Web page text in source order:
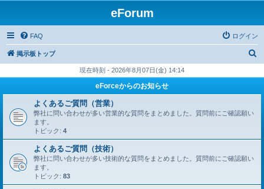
eForum
FAQ ログイン
掲示板トップ
現在時刻 - 2026年8月07日(金) 14:14
eForceからのお知らせ
よくあるご質問（営業）
弊社に問い合わせが多い営業的な質問をまとめました。質問前にご確認願い
ます。
トピック: 4
よくあるご質問（技術）
弊社に問い合わせが多い技術的な質問をまとめました。質問前にご確認願い
ます。
トピック: 83